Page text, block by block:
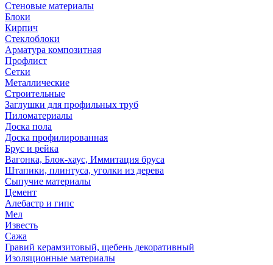
Стеновые материалы
Блоки
Кирпич
Стеклоблоки
Арматура композитная
Профлист
Сетки
Металлические
Строительные
Заглушки для профильных труб
Пиломатериалы
Доска пола
Доска профилированная
Брус и рейка
Вагонка, Блок-хаус, Иммитация бруса
Штапики, плинтуса, уголки из дерева
Сыпучие материалы
Цемент
Алебастр и гипс
Мел
Известь
Сажа
Гравий керамзитовый, щебень декоративный
Изоляционные материалы